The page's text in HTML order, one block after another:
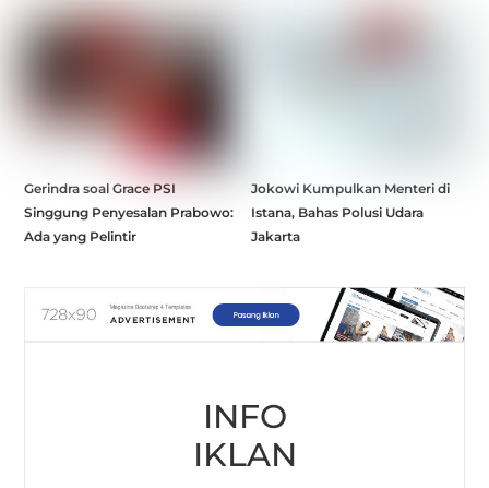
Gerindra soal Grace PSI
Singgung Penyesalan Prabowo:
Ada yang Pelintir
Jokowi Kumpulkan Menteri di
Istana, Bahas Polusi Udara
Jakarta
INFO
IKLAN